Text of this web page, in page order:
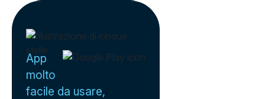
App
molto
facile da usare,